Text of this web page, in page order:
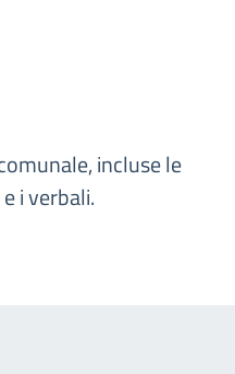
incluse le
i verbali.